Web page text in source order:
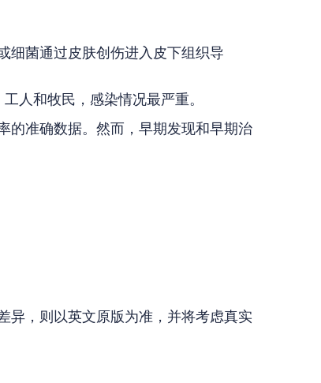
细菌通过皮肤创伤进入皮下组织导
人和牧民，感染情况最严重。
的准确数据。然而，早期发现和早期治
异，则以英文原版为准，并将考虑真实